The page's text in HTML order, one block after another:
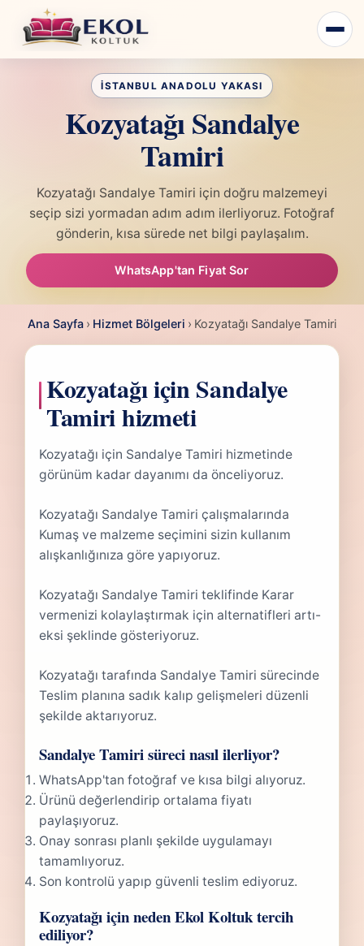
Kozyatağı Sandalye
Tamiri
Kozyatağı Sandalye Tamiri için doğru malzemeyi
seçip sizi yormadan adım adım ilerliyoruz. Fotoğraf
gönderin, kısa sürede net bilgi paylaşalım.
WhatsApp'tan Fiyat Sor
Ana Sayfa › Hizmet Bölgeleri › Kozyatağı Sandalye Tamiri
Kozyatağı için Sandalye
Tamiri hizmeti
Kozyatağı için Sandalye Tamiri hizmetinde
görünüm kadar dayanımı da önceliyoruz.
Kozyatağı Sandalye Tamiri çalışmalarında
Kumaş ve malzeme seçimini sizin kullanım
alışkanlığınıza göre yapıyoruz.
Kozyatağı Sandalye Tamiri teklifinde Karar
vermenizi kolaylaştırmak için alternatifleri artı-
eksi şeklinde gösteriyoruz.
Kozyatağı tarafında Sandalye Tamiri sürecinde
Teslim planına sadık kalıp gelişmeleri düzenli
şekilde aktarıyoruz.
Sandalye Tamiri süreci nasıl ilerliyor?
WhatsApp'tan fotoğraf ve kısa bilgi alıyoruz.
Ürünü değerlendirip ortalama fiyatı
paylaşıyoruz.
Onay sonrası planlı şekilde uygulamayı
tamamlıyoruz.
Son kontrolü yapıp güvenli teslim ediyoruz.
Kozyatağı için neden Ekol Koltuk tercih
ediliyor?